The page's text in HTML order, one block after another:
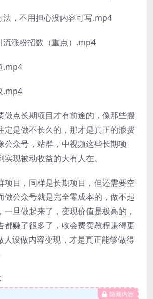
法，不用担心没内容可写.mp4
流涨粉招数（重点）.mp4
.mp4
.mp4
做点长期项目才有前途的，像那些搬
定是做不长久的，那才是真正的浪费
公众号，站群，中视频这些长期项
现被动收益的大有人在。
项目，同样是长期项目，但还需要空
做公众号就是完全零成本的，做不起
一旦做起来了，变现价值是极高的，
都赚了很多了，收会费卖教程赚得更
人设做内容变现，才是真正能够做得
隐藏内容